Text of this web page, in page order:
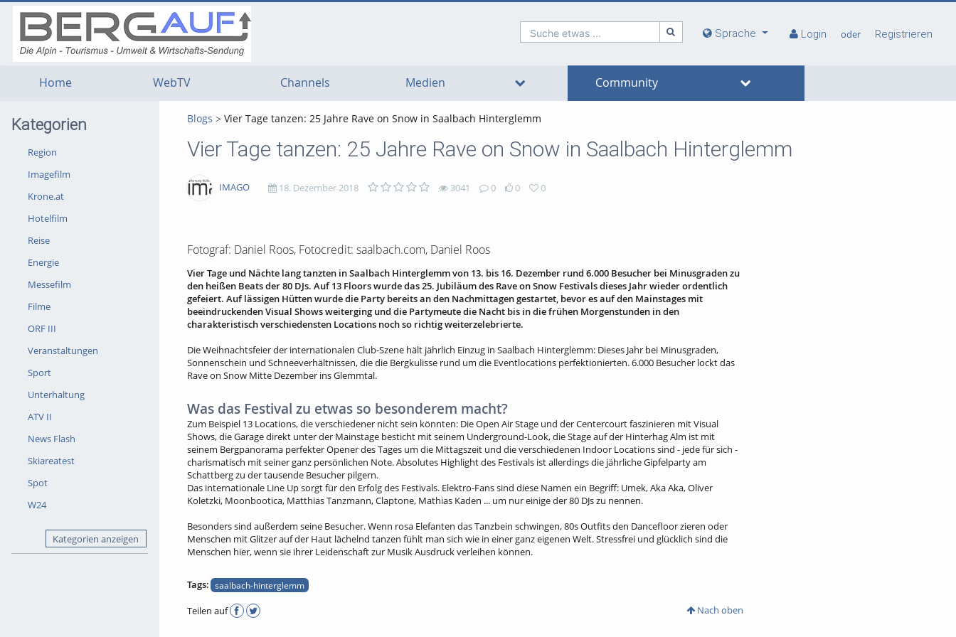
Suche etwas ... Sprache Login oder Registrieren
Home WebTV Channels Medien Community
Kategorien
Region
Imagefilm
Krone.at
Hotelfilm
Reise
Energie
Messefilm
Filme
ORF III
Veranstaltungen
Sport
Unterhaltung
ATV II
News Flash
Skiareatest
Spot
W24
Kategorien anzeigen
Blogs Vier Tage tanzen: 25 Jahre Rave on Snow in Saalbach Hinterglemm
Vier Tage tanzen: 25 Jahre Rave on Snow in Saalbach Hinterglemm
IMAGO 18. Dezember 2018 3041 0
Kommentare
0 0
favoritesFotograf: Daniel Roos, Fotocredit: saalbach.com, Daniel Roos
Vier Tage und Nächte lang tanzten in Saalbach Hinterglemm von 13. bis 16. Dezember rund 6.000 Besucher bei Minusgraden zu
den heißen Beats der 80 DJs. Auf 13 Floors wurde das 25. Jubiläum des Rave on Snow Festivals dieses Jahr wieder ordentlich
gefeiert. Auf lässigen Hütten wurde die Party bereits an den Nachmittagen gestartet, bevor es auf den Mainstages mit
beeindruckenden Visual Shows weiterging und die Partymeute die Nacht bis in die frühen Morgenstunden in den
charakteristisch verschiedensten Locations noch so richtig weiterzelebrierte.
Die Weihnachtsfeier der internationalen Club-Szene hält jährlich Einzug in Saalbach Hinterglemm: Dieses Jahr bei Minusgraden,
Sonnenschein und Schneeverhältnissen, die die Bergkulisse rund um die Eventlocations perfektionierten. 6.000 Besucher lockt das
Rave on Snow Mitte Dezember ins Glemmtal.
Was das Festival zu etwas so besonderem macht?
Zum Beispiel 13 Locations, die verschiedener nicht sein könnten: Die Open Air Stage und der Centercourt faszinieren mit Visual
Shows, die Garage direkt unter der Mainstage besticht mit seinem Underground-Look, die Stage auf der Hinterhag Alm ist mit
seinem Bergpanorama perfekter Opener des Tages um die Mittagszeit und die verschiedenen Indoor Locations sind - jede für sich -
charismatisch mit seiner ganz persönlichen Note. Absolutes Highlight des Festivals ist allerdings die jährliche Gipfelparty am
Schattberg zu der tausende Besucher pilgern.
Das internationale Line Up sorgt für den Erfolg des Festivals. Elektro-Fans sind diese Namen ein Begriff: Umek, Aka Aka, Oliver
Koletzki, Moonbootica, Matthias Tanzmann, Claptone, Mathias Kaden ... um nur einige der 80 DJs zu nennen.
Besonders sind außerdem seine Besucher. Wenn rosa Elefanten das Tanzbein schwingen, 80s Outfits den Dancefloor zieren oder
Menschen mit Glitzer auf der Haut lächelnd tanzen fühlt man sich wie in einer ganz eigenen Welt. Stressfrei und glücklich sind die
Menschen hier, wenn sie ihrer Leidenschaft zur Musik Ausdruck verleihen können.
Tags: saalbach-hinterglemm
Teilen auf Nach oben